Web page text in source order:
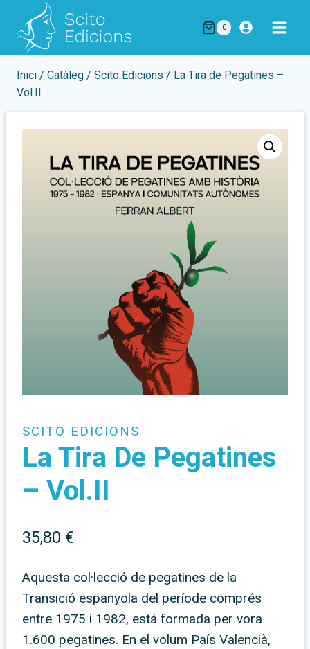
contingut
0
Inici / Catàleg / Scito Edicions / La Tira de Pegatines –
Vol.II
SCITO EDICIONS
La Tira De Pegatines
– Vol.II
35,80 €
Aquesta col·lecció de pegatines de la
Transició espanyola del període comprés
entre 1975 i 1982, está formada per vora
1.600 pegatines. En el volum País Valencià,